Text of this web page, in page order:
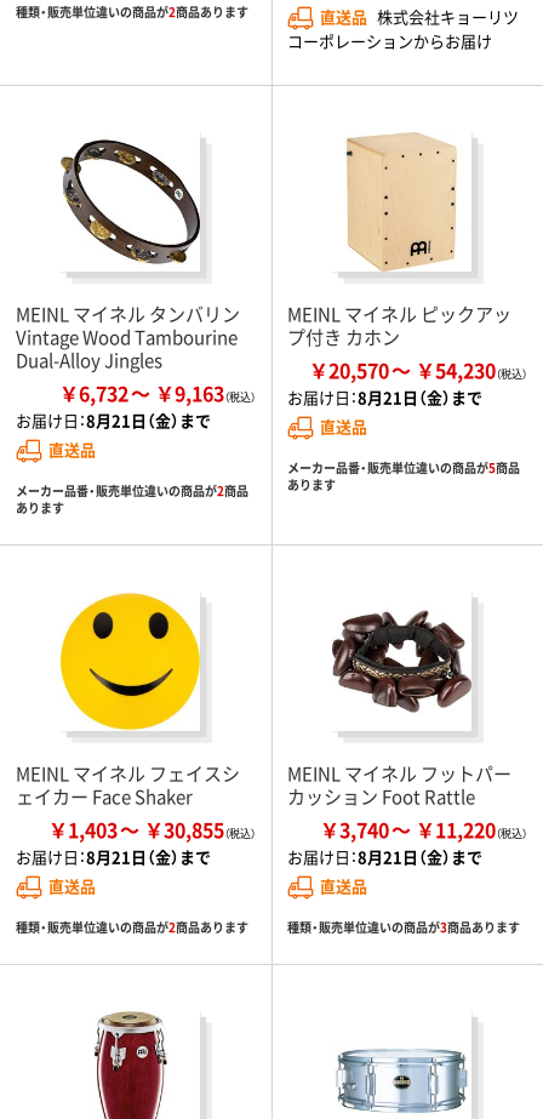
種類・販売単位違いの商品が2商品あります
直送品 株式会社キョーリツ
コーポレーションからお届け
MEINL マイネル タンバリン
Vintage Wood Tambourine
Dual-Alloy Jingles
￥6,732 ￥9,163
お届け日：8月21日（金）まで
直送品
メーカー品番・販売単位違いの商品が2商品
あります
MEINL マイネル ピックアッ
プ付き カホン
￥20,570 ￥54,230
お届け日：8月21日（金）まで
直送品
メーカー品番・販売単位違いの商品が5商品
あります
MEINL マイネル フェイスシ
ェイカー Face Shaker
￥1,403 ￥30,855
お届け日：8月21日（金）まで
直送品
種類・販売単位違いの商品が2商品あります
MEINL マイネル フットパー
カッション Foot Rattle
￥3,740 ￥11,220
お届け日：8月21日（金）まで
直送品
種類・販売単位違いの商品が3商品あります